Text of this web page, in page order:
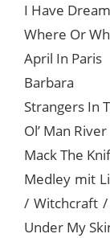
I Have
Where Or
April In Paris
Barbara
Strangers In
Ol’ Man River
Mack The
Medley mit
/ Witchcraft /
Under My